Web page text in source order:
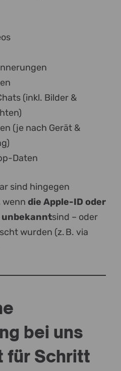
(inkl. Bilder &
(je nach Gerät &
Daten
sind hingegen
wenn die Apple-ID oder
unbekanntsind – oder
wurden (z. B. via
bei uns
für Schritt